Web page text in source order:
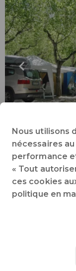
Emplacement
1 / 7 personnes
Animaux acceptés
Nous utilisons
nécessaires
performance
« Tout
ces cookies
politique en